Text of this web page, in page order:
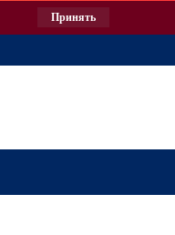
Принять